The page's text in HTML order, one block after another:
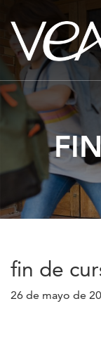
Ir
al
contenido
fin de
26 de mayo de